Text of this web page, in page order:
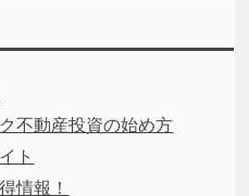
不動産投資の始め方
ト
情報！